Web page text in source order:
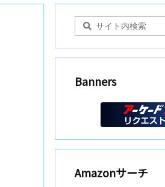
Banners
Amazonサーチ